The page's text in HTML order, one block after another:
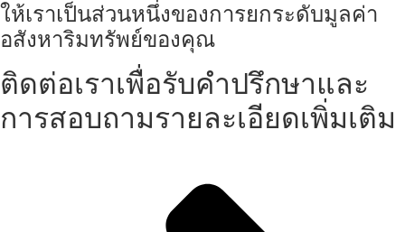
ให้เราเป็นส่วนหนึ่งของการยกระดับมูลค่า
อสังหาริมทรัพย์ของคุณ
ติดต่อเราเพื่อรับคำปรึกษาและ
การสอบถามรายละเอียดเพิ่มเติม